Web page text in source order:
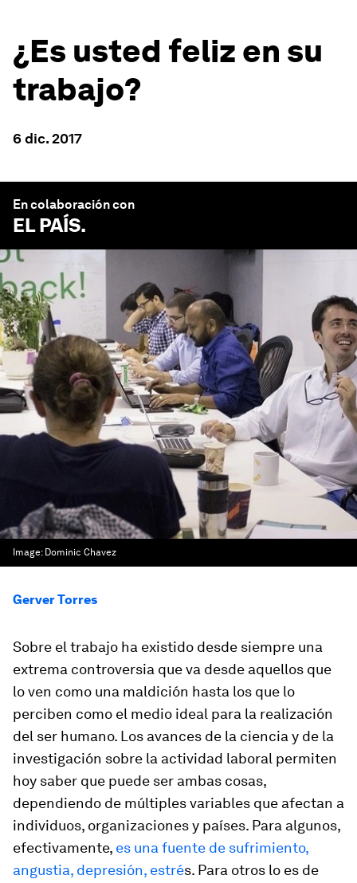
¿Es usted feliz en su
trabajo?
6 dic. 2017
En colaboración con
EL PAÍS.
Image: Dominic Chavez
Gerver Torres
Sobre el trabajo ha existido desde siempre una
extrema controversia que va desde aquellos que
lo ven como una maldición hasta los que lo
perciben como el medio ideal para la realización
del ser humano. Los avances de la ciencia y de la
investigación sobre la actividad laboral permiten
hoy saber que puede ser ambas cosas,
dependiendo de múltiples variables que afectan a
individuos, organizaciones y países. Para algunos,
efectivamente, es una fuente de sufrimiento,
angustia, depresión, estrés. Para otros lo es de